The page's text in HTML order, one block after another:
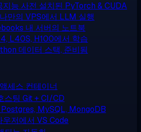
지능 사전 설치된 PyTorch & CUDA
나만의 VPS에서 LLM 실행
내 서버의 노트북
L40S, H100에서 학습
데이터 스택, 준비됨
세스 컨테이너
스팅 Git + CI/CD
Postgres, MySQL, MongoDB
우저에서 VS Code